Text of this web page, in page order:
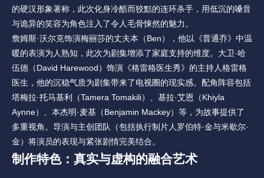
的硬汉形象著称，此次化身冷酷而狡黠的连环杀手，用低沉的嗓音
与诡异的笑容为角色注入了令人毛骨悚然的魅力。
詹姆斯·沃尔克饰演梅丽莎的丈夫本（Ben），他以《普通乔》中温
暖的表演为人熟知，此次为剧集增添了家庭支持的维度。大卫·哈
伍德（David Harewood）饰演《格雷格医生秀》的主持人格雷格
医生，他的沉稳气质为剧集带来了电视圈的现实感。配角阵容包括
塔梅拉·托马基利（Tamera Tomakili）、基拉·艾恩（Khiyla
Aynne）、本杰明·麦基（Benjamin Mackey）等，为故事提供了
多重视角。导演与主创团队（包括执行制片人罗伯特·金与米歇尔·
金）将演员的表现与紧张剧情完美结合。
制作特色：真实与虚构的融合艺术